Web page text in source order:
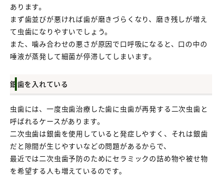
あります。
まず歯並びが悪ければ歯が磨きづらくなり、磨き残しが増え
て虫歯になりやすいでしょう。
また、噛み合わせの悪さが原因で口呼吸になると、口の中の
唾液が蒸発して細菌が停滞してしまいます。
銀歯を入れている
虫歯には、一度虫歯治療した歯に虫歯が再発する二次虫歯と
呼ばれるケースがあります。
二次虫歯は銀歯を使用していると発症しやすく、それは銀歯
だと隙間が生じやすいなどの問題があるからで、
最近では二次虫歯予防のためにセラミックの詰め物や被せ物
を希望する人も増えているのです。